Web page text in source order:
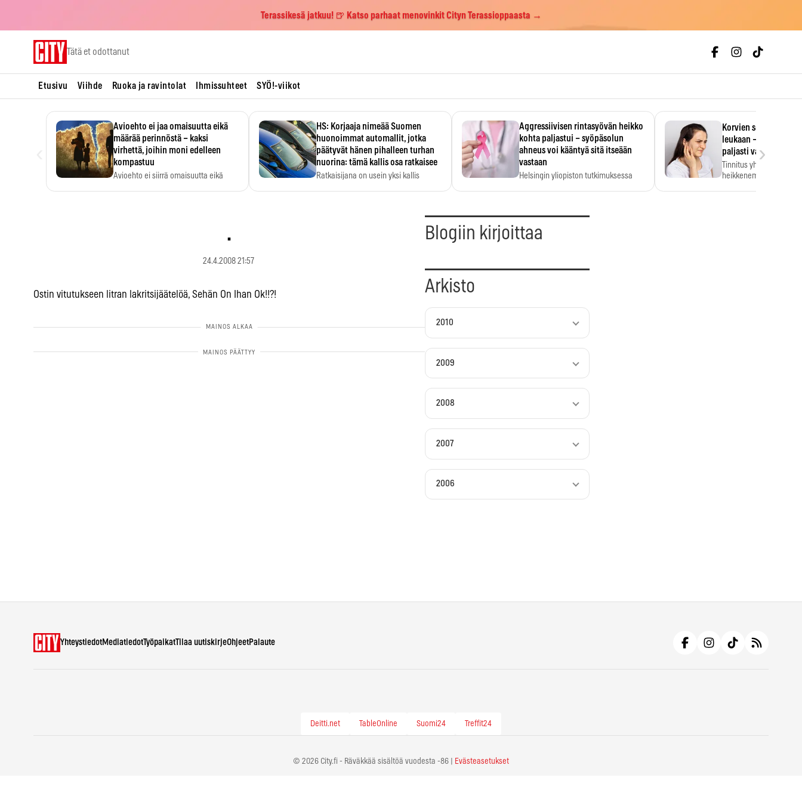
Terassikesä jatkuu! 🍺 Katso parhaat menovinkit Cityn Terassioppaasta →
Tätä et odottanut
Etusivu Viihde Ruoka ja ravintolat Ihmissuhteet SYÖ!-viikot
Avioehto ei jaa omaisuutta eikä
määrää perinnöstä – kaksi
virhettä, joihin moni edelleen
kompastuu
Avioehto ei siirrä omaisuutta eikä
HS: Korjaaja nimeää Suomen
huonoimmat automallit, jotka
päätyvät hänen pihalleen turhan
nuorina: tämä kallis osa ratkaisee
Ratkaisijana on usein yksi kallis
Aggressiivisen rintasyövän heikko
kohta paljastui – syöpäsolun
ahneus voi kääntyä sitä itseään
vastaan
Helsingin yliopiston tutkimuksessa
Korvien soiminen
leukaan – 47 349
paljasti vahvan
Tinnitus yhdistetään
heikkenemiseen.
›
.
24.4.2008 21:57
Ostin vitutukseen litran lakritsijäätelöä, Sehän On Ihan Ok!!?!
Blogiin kirjoittaa
Arkisto
2010
2009
2008
2007
2006
YhteystiedotMediatiedotTyöpaikatTilaa uutiskirjeOhjeetPalaute
Deitti.net TableOnline Suomi24 Treffit24
© 2026 City.fi - Räväkkää sisältöä vuodesta -86 | Evästeasetukset